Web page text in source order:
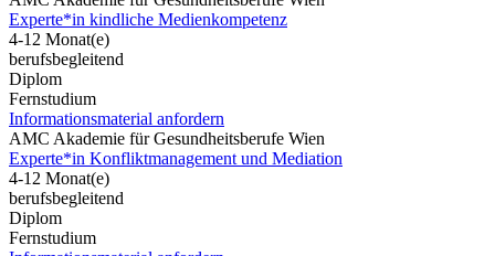
Experte*in kindliche Medienkompetenz
4-12 Monat(e)
berufsbegleitend
Diplom
Fernstudium
Informationsmaterial anfordern
AMC Akademie für Gesundheitsberufe Wien
Experte*in Konfliktmanagement und Mediation
4-12 Monat(e)
berufsbegleitend
Diplom
Fernstudium